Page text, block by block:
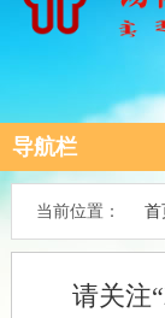
导航栏
当前位置： 首
请关注